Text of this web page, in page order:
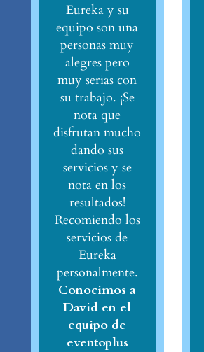
Eureka y su
equipo son una
personas muy
alegres pero
muy serias con
su trabajo. ¡Se
nota que
disfrutan mucho
dando sus
servicios y se
nota en los
resultados!
Recomiendo los
servicios de
Eureka
personalmente.
Conocimos a
David en el
equipo de
eventoplus